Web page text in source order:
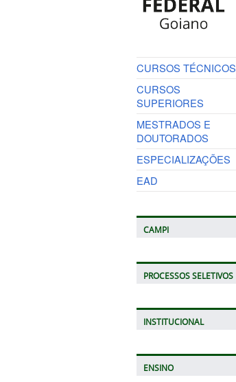
CURSOS TÉCNICOS
CURSOS
SUPERIORES
MESTRADOS E
DOUTORADOS
ESPECIALIZAÇÕES
EAD
CAMPI
PROCESSOS SELETIVOS
INSTITUCIONAL
ENSINO